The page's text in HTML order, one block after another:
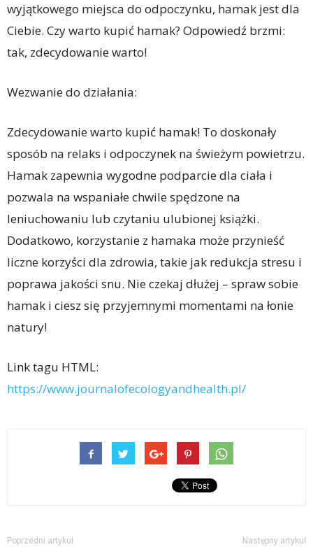
wyjątkowego miejsca do odpoczynku, hamak jest dla
Ciebie. Czy warto kupić hamak? Odpowiedź brzmi:
tak, zdecydowanie warto!
Wezwanie do działania:
Zdecydowanie warto kupić hamak! To doskonały
sposób na relaks i odpoczynek na świeżym powietrzu.
Hamak zapewnia wygodne podparcie dla ciała i
pozwala na wspaniałe chwile spędzone na
leniuchowaniu lub czytaniu ulubionej książki.
Dodatkowo, korzystanie z hamaka może przynieść
liczne korzyści dla zdrowia, takie jak redukcja stresu i
poprawa jakości snu. Nie czekaj dłużej – spraw sobie
hamak i ciesz się przyjemnymi momentami na łonie
natury!
Link tagu HTML:
https://www.journalofecologyandhealth.pl/
Poprzedni artykuł Następny artykuł